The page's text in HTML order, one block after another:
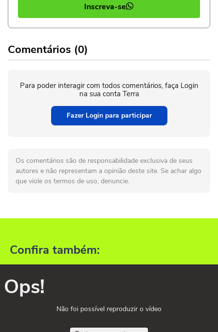
Inscreva-se
Comentários (0)
Para poder interagir com todos comentários, faça Login
na sua conta Terra
Fazer Login para participar
Os comentários são de responsabilidade exclusiva de seus
autores e não representam a opinião deste site. Se achar algo
que viole os termos de uso, denuncie.
Confira também:
Ops!
Não foi possível reproduzir o vídeo